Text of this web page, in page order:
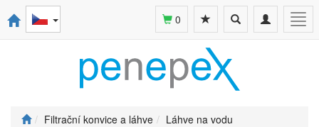
Toggle
navigation
Toggle
search
0
Filtrační konvice a láhve
Láhve na vodu